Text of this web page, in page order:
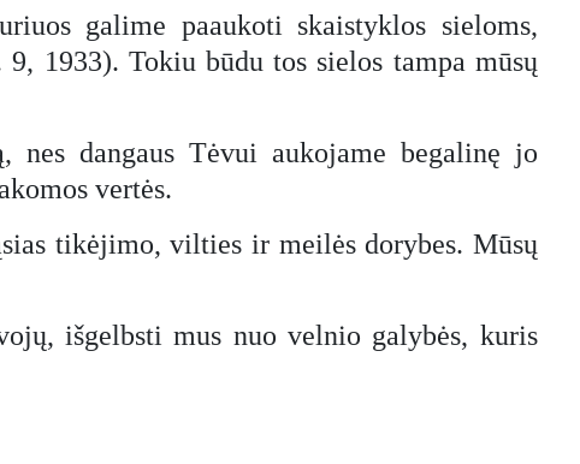
galime paaukoti skaistyklos sieloms,
1933). Tokiu būdu tos sielos tampa mūsų
nes dangaus Tėvui aukojame begalinę jo
vertės.
tikėjimo, vilties ir meilės dorybes. Mūsų
išgelbsti mus nuo velnio galybės, kuris